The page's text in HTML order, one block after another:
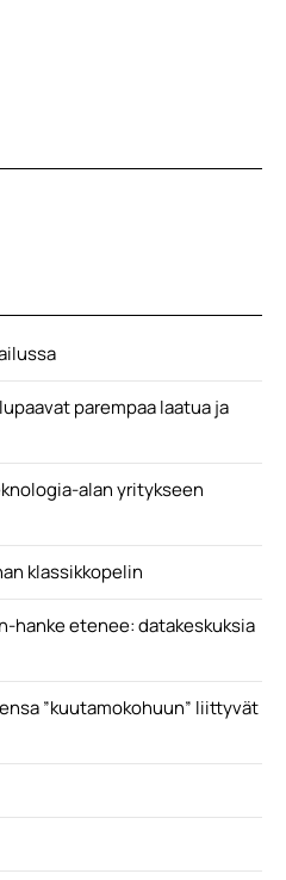
parempaa laatua ja
alan yritykseen
klassikkopelin
hanke etenee: datakeskuksia
”kuutamokohuun” liittyvät